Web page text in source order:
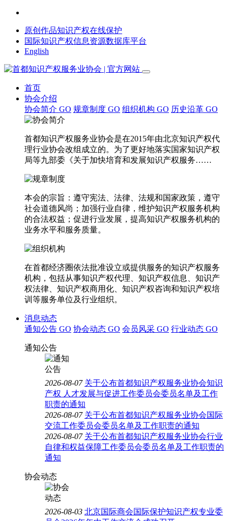
原创作品知识产权在线保护
国际知识产权信息资源数据库平台
English
首页
协会介绍
协会简介 GO 规章制度 GO 组织机构 GO 历史沿革 GO
首都知识产权服务业协会是在2015年由北京知识产权代
理行业协会改组成立的。为了更好地落实国家知识产权
局等九部委《关于加快培育和发展知识产权服务……
本会的宗旨：遵守宪法、法律、法规和国家政策，遵守
社会道德风尚；加强行业自律，维护知识产权服务机构
的合法权益；促进行业发展，提高知识产权服务机构的
业务水平和服务质量。
在首都经济圈依法批准设立或提供服务的知识产权服务
机构，包括从事知识产权代理、知识产权信息、知识产
权法律、知识产权商用化、知识产权咨询和知识产权培
训等服务单位及行业组织。
消息动态
通知公告 GO 协会动态 GO 会员风采 GO 行业动态 GO
通知公告
2026-08-07 关于公布首都知识产权服务业协会知识
产权 人才发展与促进工作委员会委员名单及工作
职责的通知
2026-08-07 关于公布首都知识产权服务业协会国际
交流工作委员会委员名单及工作职责的通知
2026-08-07 关于公布首都知识产权服务业协会行业
自律和权益保障工作委员会委员名单及工作职责的
通知
协会动态
2026-08-03 北京国际商会国际保护知识产权专业委